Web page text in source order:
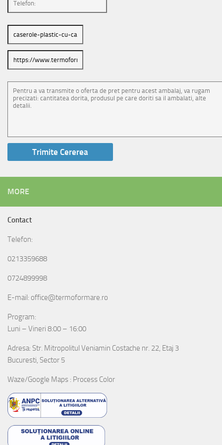
MORE
Contact
Telefon:
0213359688
0724899998
E-mail: office@termoformare.ro
Program:
Luni – Vineri 8:00 – 16:00
Adresa: Str. Mitropolitul Veniamin Costache nr. 22, Etaj 3
Bucuresti, Sector 5
Waze/Google Maps : Process Color